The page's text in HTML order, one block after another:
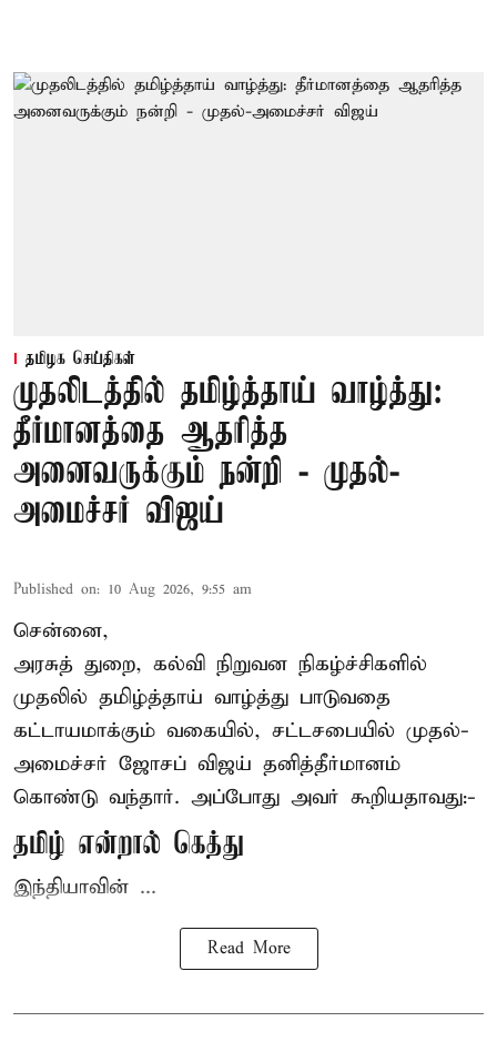
தமிழக செய்திகள்
முதலிடத்தில் தமிழ்த்தாய் வாழ்த்து:
தீர்மானத்தை ஆதரித்த
அனைவருக்கும் நன்றி - முதல்-
அமைச்சர் விஜய்
Published on: 10 Aug 2026, 9:55 am
சென்னை,
அரசுத் துறை, கல்வி நிறுவன நிகழ்ச்சிகளில்
முதலில் தமிழ்த்தாய் வாழ்த்து பாடுவதை
கட்டாயமாக்கும் வகையில், சட்டசபையில் முதல்-
அமைச்சர் ஜோசப் விஜய் தனித்தீர்மானம்
கொண்டு வந்தார். அப்போது அவர் கூறியதாவது:-
தமிழ் என்றால் கெத்து
இந்தியாவின் ...
Read More